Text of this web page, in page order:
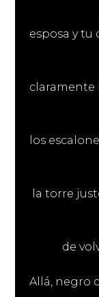
repetir
esposa y tu
claramente
los
la torre
de
Allá, negro